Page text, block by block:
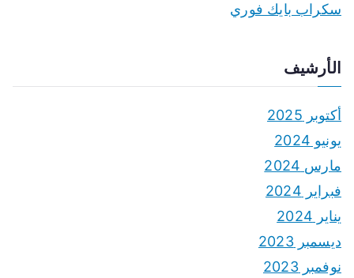
سكراب بايك فوري
الأرشيف
أكتوبر 2025
يونيو 2024
مارس 2024
فبراير 2024
يناير 2024
ديسمبر 2023
نوفمبر 2023